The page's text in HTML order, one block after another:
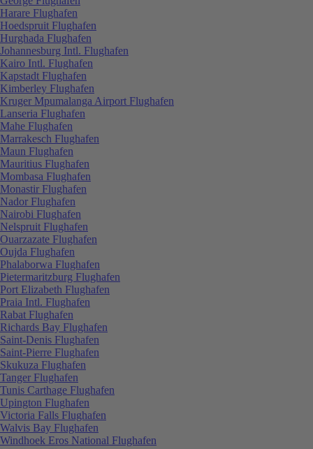
Harare Flughafen
Hoedspruit Flughafen
Hurghada Flughafen
Johannesburg Intl. Flughafen
Kairo Intl. Flughafen
Kapstadt Flughafen
Kimberley Flughafen
Kruger Mpumalanga Airport Flughafen
Lanseria Flughafen
Mahe Flughafen
Marrakesch Flughafen
Maun Flughafen
Mauritius Flughafen
Mombasa Flughafen
Monastir Flughafen
Nador Flughafen
Nairobi Flughafen
Nelspruit Flughafen
Ouarzazate Flughafen
Oujda Flughafen
Phalaborwa Flughafen
Pietermaritzburg Flughafen
Port Elizabeth Flughafen
Praia Intl. Flughafen
Rabat Flughafen
Richards Bay Flughafen
Saint-Denis Flughafen
Saint-Pierre Flughafen
Skukuza Flughafen
Tanger Flughafen
Tunis Carthage Flughafen
Upington Flughafen
Victoria Falls Flughafen
Walvis Bay Flughafen
Windhoek Eros National Flughafen